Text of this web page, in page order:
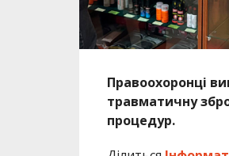
Правоохоронці
травматичну
процедур.